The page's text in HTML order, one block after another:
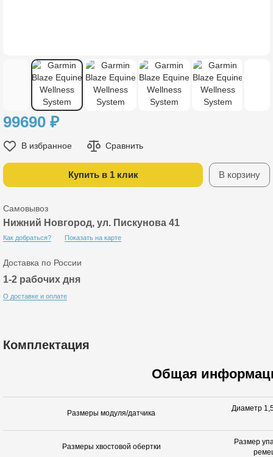
99690 ₽
Купить в 1 клик В корзину
В избранное Сравнить
Самовывоз
Нижний Новгород, ул. Пискунова 41
Как добраться? Показать на карте
Доставка по России
1-2 рабочих дня
О доставке и оплате
Комплектация
Общая
Размеры модуля/датчика
Диаметр
Размеры хвостовой обертки
Размер